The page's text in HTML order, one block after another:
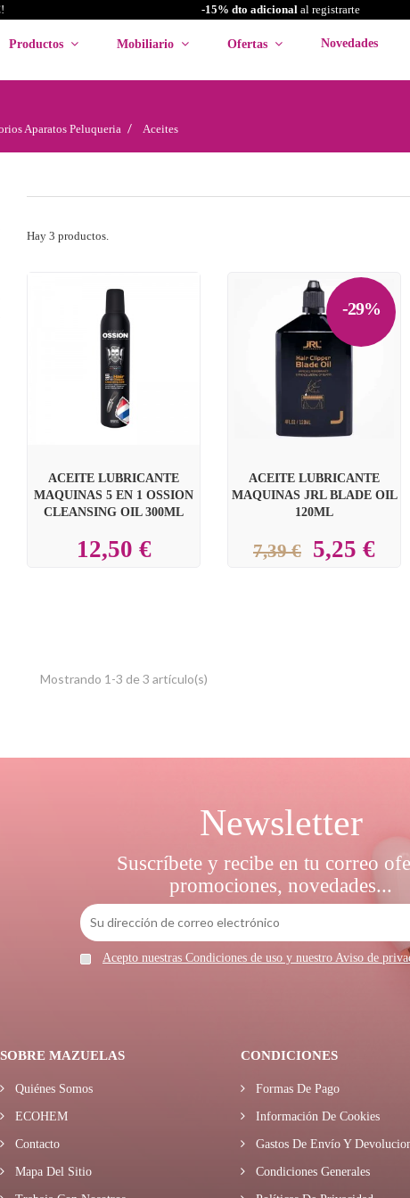
-15% dto adicionalal registrarte
Productos Mobiliario Ofertas Novedades
Aparatos Peluqueria Aceites
Hay 3 productos.
ACEITE LUBRICANTE
MAQUINAS 5 EN 1 OSSION
CLEANSING OIL 300ML
12,50 €
-29%

ACEITE LUBRICANTE
MAQUINAS JRL BLADE OIL
120ML
7,39 € 5,25 €
Mostrando 1-3 de 3 artículo(s)
Newsletter
Suscríbete y recibe en tu correo
promociones, novedades...
Acepto nuestras Condiciones de uso y nuestro Aviso de
SOBRE MAZUELAS
Quiénes Somos
ECOHEM
Contacto
Mapa Del Sitio
CONDICIONES
Formas De Pago
Información De Cookies
Gastos De Envío Y
Condiciones Generales